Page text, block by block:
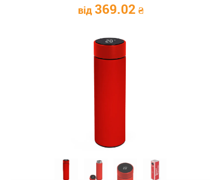
від 369.02 ₴